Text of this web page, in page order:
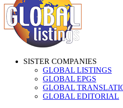
SISTER COMPANIES
GLOBAL LISTINGS
GLOBAL EPGS
GLOBAL
GLOBAL EDITORIAL